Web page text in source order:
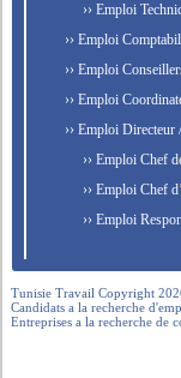
›› Emploi
›› Emploi
›› Emploi
›› Emploi
›› Emploi Directeur
›› Emploi Chef
›› Emploi Chef
›› Emploi
Tunisie Travail Copyright
Candidats a la recherche
Entreprises a la recherche de